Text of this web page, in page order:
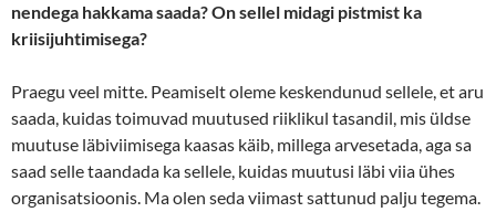
nendega hakkama saada? On sellel midagi pistmist ka
kriisijuhtimisega?
Praegu veel mitte. Peamiselt oleme keskendunud sellele, et aru
saada, kuidas toimuvad muutused riiklikul tasandil, mis üldse
muutuse läbiviimisega kaasas käib, millega arvesetada, aga sa
saad selle taandada ka sellele, kuidas muutusi läbi viia ühes
organisatsioonis. Ma olen seda viimast sattunud palju tegema.